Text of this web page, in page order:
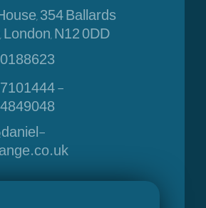
354 Ballards
N12 0DD
-